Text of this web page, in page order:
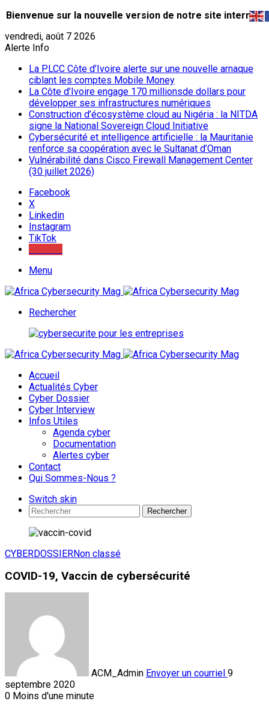
Bienvenue sur la nouvelle version de notre site internet.
vendredi, août 7 2026
Alerte Info
La PLCC Côte d’Ivoire alerte sur une nouvelle arnaque
ciblant les comptes Mobile Money
La Côte d’Ivoire engage 170 millionsde dollars pour
développer ses infrastructures numériques
Construction d’écosystème cloud au Nigéria : la NITDA
signe la National Sovereign Cloud Initiative
Cybersécurité et intelligence artificielle : la Mauritanie
renforce sa coopération avec le Sultanat d’Oman
Vulnérabilité dans Cisco Firewall Management Center
(30 juillet 2026)
Facebook
X
Linkedin
Instagram
TikTok
Menu
Rechercher
Accueil
Actualités Cyber
Cyber Dossier
Cyber Interview
Infos Utiles
Agenda cyber
Documentation
Alertes cyber
Contact
Qui Sommes-Nous ?
Switch skin
Rechercher
CYBERDOSSIERNon classé
COVID-19, Vaccin de cybersécurité
ACM_Admin Envoyer un courriel 9
septembre 2020
0 Moins d'une minute